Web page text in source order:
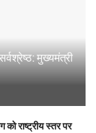
मुख्यमंत्री
राष्ट्रीय स्तर पर